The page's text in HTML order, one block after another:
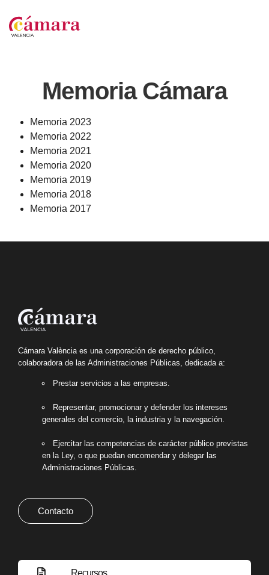
Memoria Cámara
Memoria 2023
Memoria 2022
Memoria 2021
Memoria 2020
Memoria 2019
Memoria 2018
Memoria 2017
Cámara València es una corporación de derecho público,
colaboradora de las Administraciones Públicas, dedicada a:
Prestar servicios a las empresas.
Representar, promocionar y defender los intereses
generales del comercio, la industria y la navegación.
Ejercitar las competencias de carácter público previstas
en la Ley, o que puedan encomendar y delegar las
Administraciones Públicas.
Contacto
Recursos